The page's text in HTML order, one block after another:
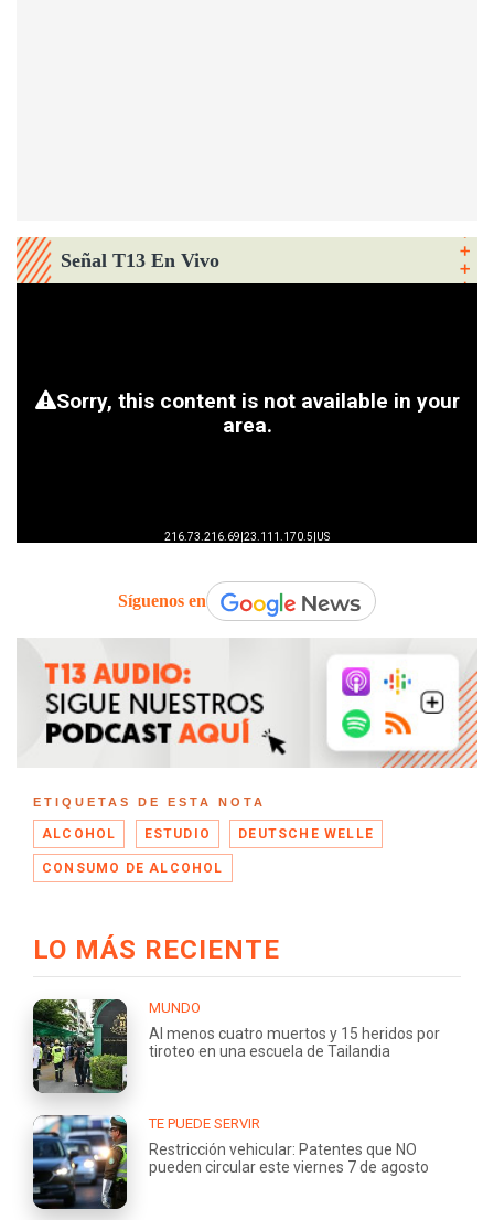
Señal T13 En Vivo
Síguenos en
ETIQUETAS DE ESTA NOTA
ALCOHOL ESTUDIO DEUTSCHE WELLE
CONSUMO DE ALCOHOL
LO MÁS RECIENTE
MUNDO
Al menos cuatro muertos y 15 heridos por
tiroteo en una escuela de Tailandia
TE PUEDE SERVIR
Restricción vehicular: Patentes que NO
pueden circular este viernes 7 de agosto